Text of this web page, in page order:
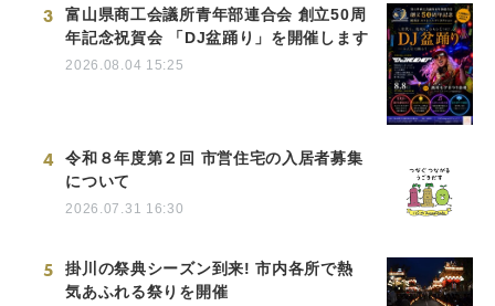
3
富山県商工会議所青年部連合会 創立50周
年記念祝賀会 「DJ盆踊り」を開催します
2026.08.04 15:25
4
令和８年度第２回 市営住宅の入居者募集
について
2026.07.31 16:30
5
掛川の祭典シーズン到来! 市内各所で熱
気あふれる祭りを開催